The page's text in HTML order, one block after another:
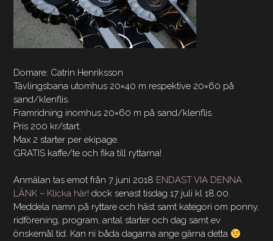
Domare: Catrin Henriksson
Tävlingsbana utomhus 20×40 m respektive 20×60 på
sand/klenflis.
Framridning inomhus 20×60 m på sand/klenflis.
Pris 200 kr/start.
Max 2 starter per ekipage.
GRATIS kaffe/te och fika till ryttarna!
Anmälan tas emot från 7 juni 2018 ENDAST VIA DENNA
LÄNK – Klicka här! dock senast tisdag 17 juli kl 18.00.
Meddela namn på ryttare och häst samt kategori om ponny,
ridförening, program, antal starter och dag samt ev
önskemål tid. Kan ni båda dagarna ange gärna detta
.